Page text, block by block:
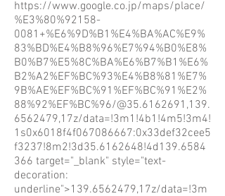
https://www.google.co.jp/maps/place/
%E3%80%92158-
0081+%E6%9D%B1%E4%BA%AC%E9%
83%BD%E4%B8%96%E7%94%B0%E8%
B0%B7%E5%8C%BA%E6%B7%B1%E6%
B2%A2%EF%BC%93%E4%B8%81%E7%
9B%AE%EF%BC%91%EF%BC%91%E2%
88%92%EF%BC%96/@35.6162691,139.
6562479,17z/data=!3m1!4b1!4m5!3m4!
1s0x6018f4f067086667:0x33def32cee5
f3237!8m2!3d35.6162648!4d139.6584
366 target="_blank" style="text-
decoration:
underline">139.6562479,17z/data=!3m